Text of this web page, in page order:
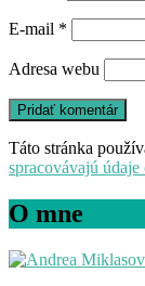
E-mail *
Adresa webu
Táto stránka
spracovávajú
O mne